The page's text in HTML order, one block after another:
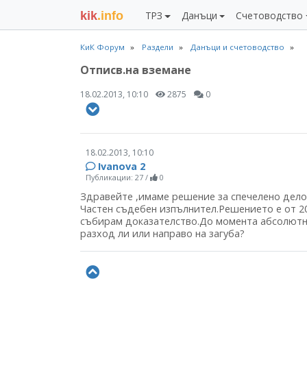
kik.info ТРЗ Данъци Счетоводство
КиК Форум Раздели Данъци и счетоводство
Отписв.на вземане
18.02.2013, 10:10 2875 0
18.02.2013, 10:10
Ivanova 2
Публикации: 27 / 0
Здравейте ,имаме решение за спечелено
Частен съдебен изпълнител.Решението е от
събирам доказателство.До момента
разход ли или направо на загуба?